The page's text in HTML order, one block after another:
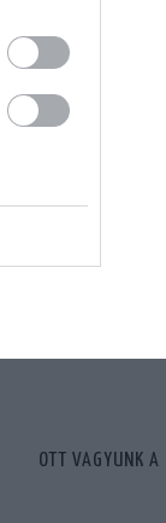
OTT VAGYUNK A